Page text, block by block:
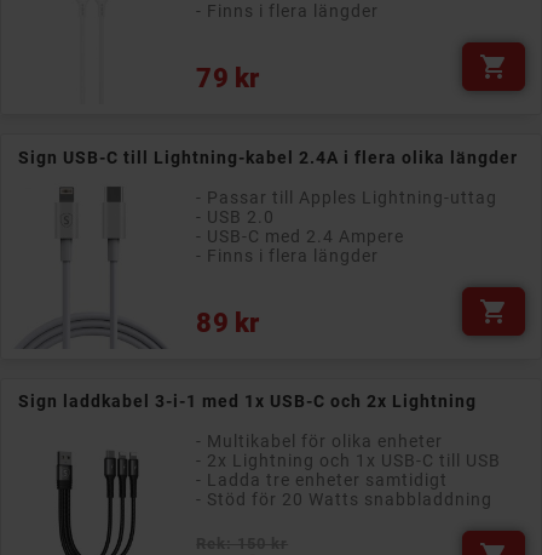
- Finns i flera längder
79 kr
Pris 
Sign USB-C till Lightning-kabel 2.4A i flera olika längder
- Passar till Apples Lightning-uttag
- USB 2.0
- USB-C med 2.4 Ampere
- Finns i flera längder
89 kr
Pris 
Sign laddkabel 3-i-1 med 1x USB-C och 2x Lightning
- Multikabel för olika enheter
- 2x Lightning och 1x USB-C till USB
- Ladda tre enheter samtidigt
- Stöd för 20 Watts snabbladdning